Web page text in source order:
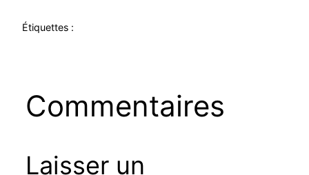
Étiquettes :
Commentaires
Laisser un